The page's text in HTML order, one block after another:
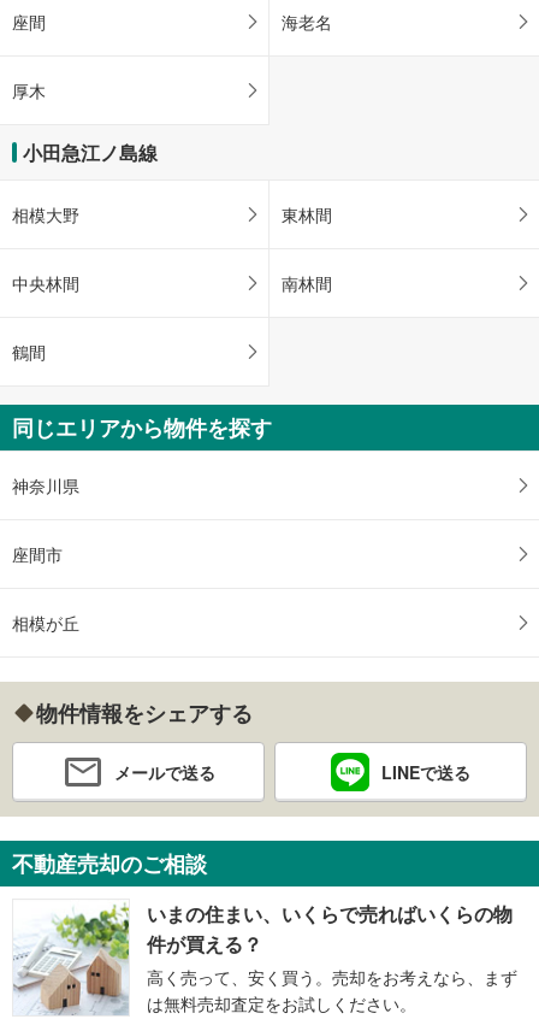
座間 海老名
厚木
小田急江ノ島線
相模大野 東林間
中央林間 南林間
鶴間
同じエリアから物件を探す
神奈川県
座間市
相模が丘
物件情報をシェアする
メールで送る LINEで送る
不動産売却のご相談
いまの住まい、いくらで売ればいくらの物
件が買える？
高く売って、安く買う。売却をお考えなら、まず
は無料売却査定をお試しください。